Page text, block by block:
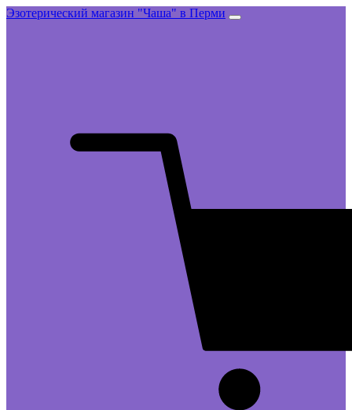
Эзотерический магазин "Чаша" в Перми